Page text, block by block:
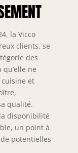
la Vicco
clients, se
des
ne
et
qualité.
disponibilité
un point à
potentielles